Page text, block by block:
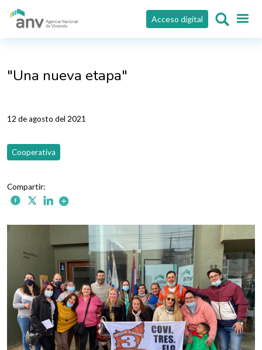
Pasar al contenido principal
Acceso digital
"Una nueva etapa"
12 de agosto del 2021
Cooperativa